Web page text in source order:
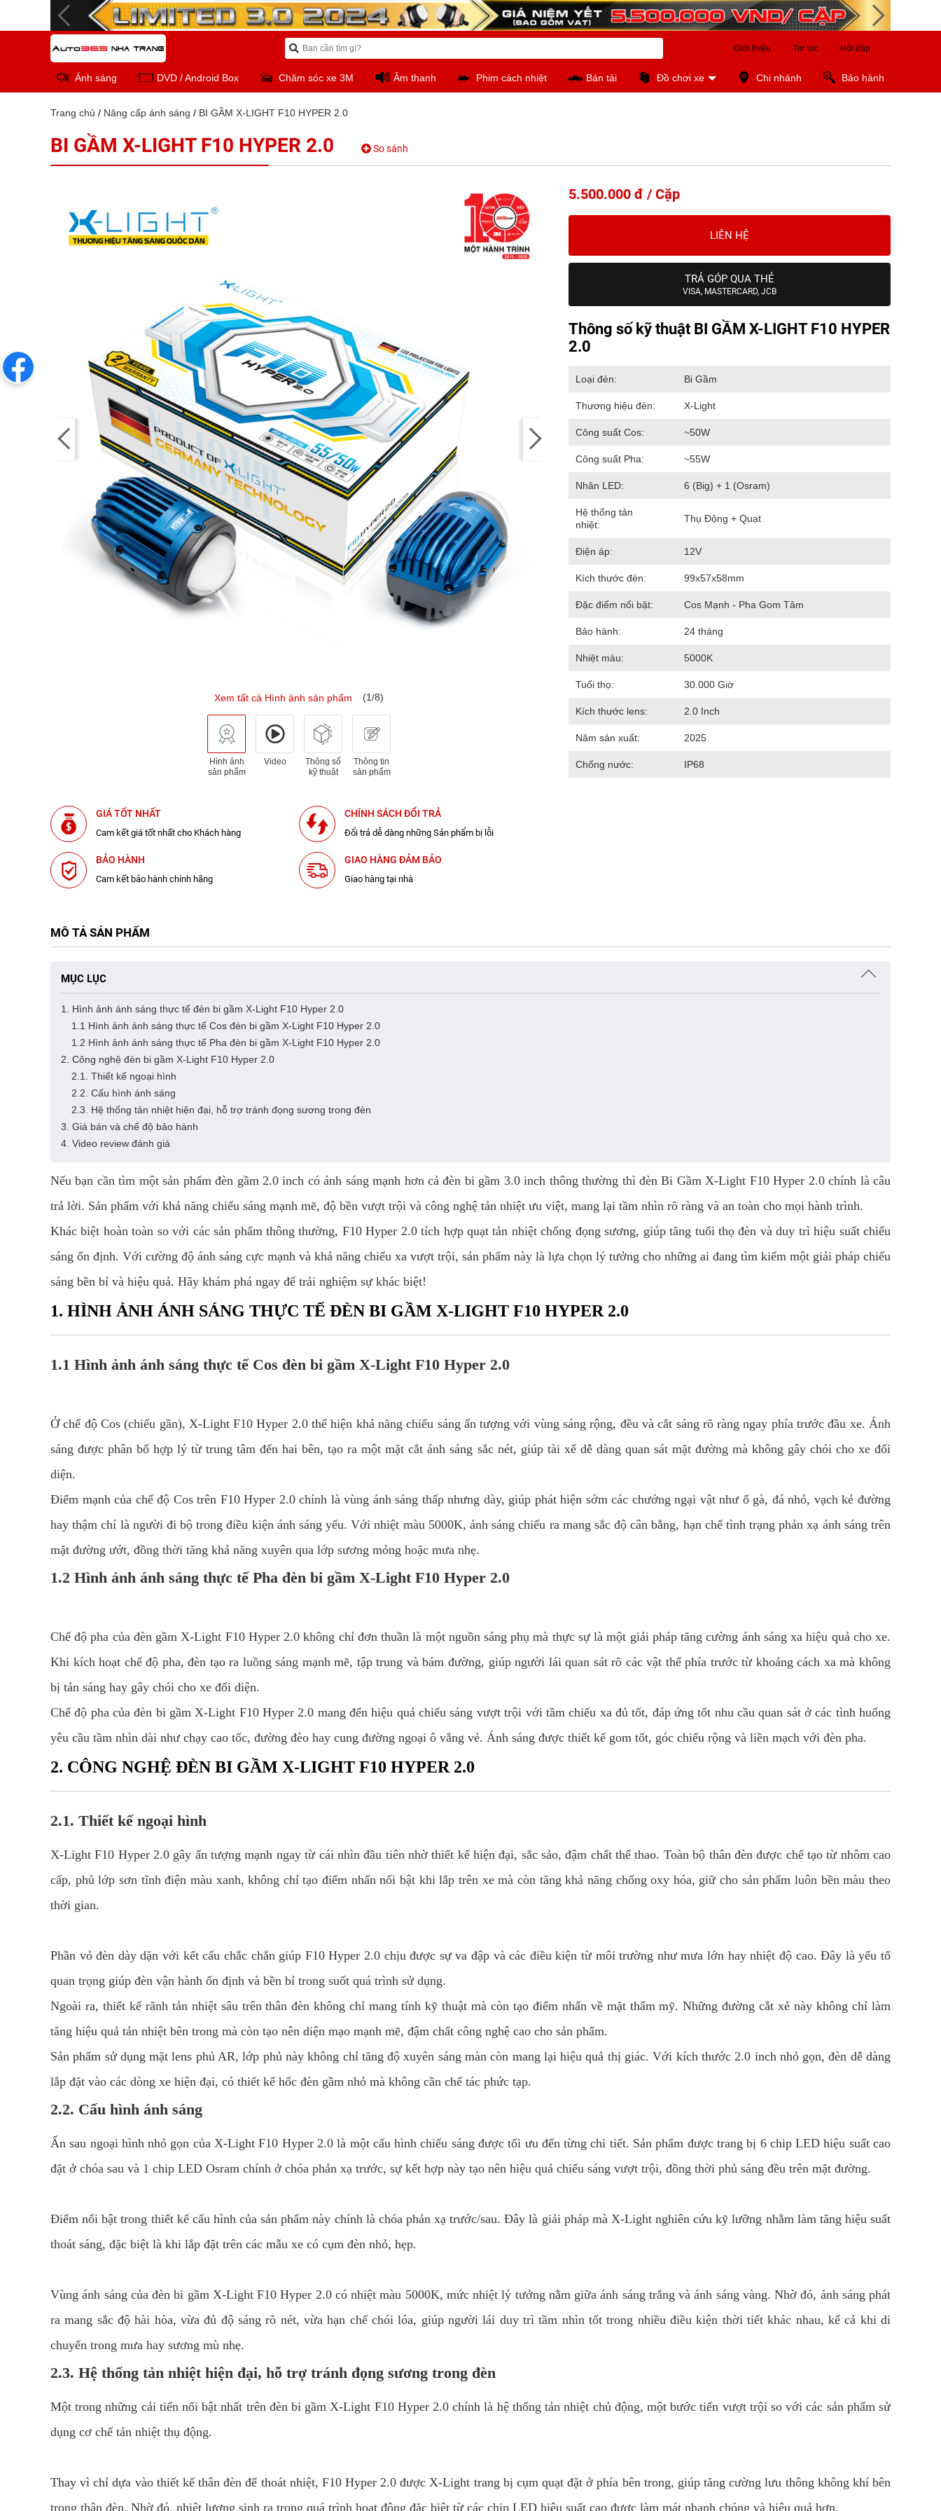
Giới thiệu Tin tức Hỏi đáp
Ánh sáng DVD / Android Box Chăm sóc xe 3M Âm thanh Phim cách nhiệt Bán tải Đồ chơi xe Chi nhánh Bảo hành
Trang chủ / Nâng cấp ánh sáng / BI GẦM X-LIGHT F10 HYPER 2.0
BI GẦM X-LIGHT F10 HYPER 2.0 So sánh
Xem tất cả Hình ảnh sản phẩm (1/8)
Hình ảnh
sản phẩm
Video
Thông số
kỹ thuật
Thông tin
sản phẩm
GIÁ TỐT NHẤT
Cam kết giá tốt nhất cho Khách hàng
CHÍNH SÁCH ĐỔI TRẢ
Đổi trả dễ dàng những Sản phẩm bị lỗi
BẢO HÀNH
Cam kết bảo hành chính hãng
GIAO HÀNG ĐẢM BẢO
Giao hàng tại nhà
5.500.000 đ / Cặp
LIÊN HỆ
TRẢ GÓP QUA THẺ
VISA, MASTERCARD, JCB
Thông số kỹ thuật BI GẦM X-LIGHT F10 HYPER
2.0
Loại đèn: Bi Gầm
Thương hiệu đèn: X-Light
Công suất Cos: ~50W
Công suất Pha: ~55W
Nhân LED: 6 (Big) + 1 (Osram)
Hệ thống tản
nhiệt:
Thụ Động + Quạt
Điện áp: 12V
Kích thước đèn: 99x57x58mm
Đặc điểm nổi bật: Cos Mạnh - Pha Gom Tâm
Bảo hành: 24 tháng
Nhiệt màu: 5000K
Tuổi thọ: 30.000 Giờ
Kích thước lens: 2.0 Inch
Năm sản xuất: 2025
Chống nước: IP68
MÔ TẢ SẢN PHẨM
MỤC LỤC
1. Hình ảnh ánh sáng thực tế đèn bi gầm X-Light F10 Hyper 2.0
1.1 Hình ảnh ánh sáng thực tế Cos đèn bi gầm X-Light F10 Hyper 2.0
1.2 Hình ảnh ánh sáng thực tế Pha đèn bi gầm X-Light F10 Hyper 2.0
2. Công nghệ đèn bi gầm X-Light F10 Hyper 2.0
2.1. Thiết kế ngoại hình
2.2. Cấu hình ánh sáng
2.3. Hệ thống tản nhiệt hiện đại, hỗ trợ tránh đọng sương trong đèn
3. Giá bán và chế độ bảo hành
4. Video review đánh giá
Nếu bạn cần tìm một sản phẩm đèn gầm 2.0 inch có ánh sáng mạnh hơn cả đèn bi gầm 3.0 inch thông thường thì đèn Bi Gầm X-Light F10 Hyper 2.0 chính là câu
trả lời. Sản phẩm với khả năng chiếu sáng mạnh mẽ, độ bền vượt trội và công nghệ tản nhiệt ưu việt, mang lại tầm nhìn rõ ràng và an toàn cho mọi hành trình.
Khác biệt hoàn toàn so với các sản phẩm thông thường, F10 Hyper 2.0 tích hợp quạt tản nhiệt chống đọng sương, giúp tăng tuổi thọ đèn và duy trì hiệu suất chiếu
sáng ổn định. Với cường độ ánh sáng cực mạnh và khả năng chiếu xa vượt trội, sản phẩm này là lựa chọn lý tưởng cho những ai đang tìm kiếm một giải pháp chiếu
sáng bền bỉ và hiệu quả. Hãy khám phá ngay để trải nghiệm sự khác biệt!
1. HÌNH ẢNH ÁNH SÁNG THỰC TẾ ĐÈN BI GẦM X-LIGHT F10 HYPER 2.0
1.1 Hình ảnh ánh sáng thực tế Cos đèn bi gầm X-Light F10 Hyper 2.0
Ở chế độ Cos (chiếu gần), X-Light F10 Hyper 2.0 thể hiện khả năng chiếu sáng ấn tượng với vùng sáng rộng, đều và cắt sáng rõ ràng ngay phía trước đầu xe. Ánh
sáng được phân bổ hợp lý từ trung tâm đến hai bên, tạo ra một mặt cắt ánh sáng sắc nét, giúp tài xế dễ dàng quan sát mặt đường mà không gây chói cho xe đối
diện.
Điểm mạnh của chế độ Cos trên F10 Hyper 2.0 chính là vùng ánh sáng thấp nhưng dày, giúp phát hiện sớm các chướng ngại vật như ổ gà, đá nhỏ, vạch kẻ đường
hay thậm chí là người đi bộ trong điều kiện ánh sáng yếu. Với nhiệt màu 5000K, ánh sáng chiếu ra mang sắc độ cân bằng, hạn chế tình trạng phản xạ ánh sáng trên
mặt đường ướt, đồng thời tăng khả năng xuyên qua lớp sương mỏng hoặc mưa nhẹ.
1.2 Hình ảnh ánh sáng thực tế Pha đèn bi gầm X-Light F10 Hyper 2.0
Chế độ pha của đèn gầm X-Light F10 Hyper 2.0 không chỉ đơn thuần là một nguồn sáng phụ mà thực sự là một giải pháp tăng cường ánh sáng xa hiệu quả cho xe.
Khi kích hoạt chế độ pha, đèn tạo ra luồng sáng mạnh mẽ, tập trung và bám đường, giúp người lái quan sát rõ các vật thể phía trước từ khoảng cách xa mà không
bị tản sáng hay gây chói cho xe đối diện.
Chế độ pha của đèn bi gầm X-Light F10 Hyper 2.0 mang đến hiệu quả chiếu sáng vượt trội với tầm chiếu xa đủ tốt, đáp ứng tốt nhu cầu quan sát ở các tình huống
yêu cầu tầm nhìn dài như chạy cao tốc, đường đèo hay cung đường ngoại ô vắng vẻ. Ánh sáng được thiết kế gom tốt, góc chiếu rộng và liền mạch với đèn pha.
2. CÔNG NGHỆ ĐÈN BI GẦM X-LIGHT F10 HYPER 2.0
2.1. Thiết kế ngoại hình
X-Light F10 Hyper 2.0 gây ấn tượng mạnh ngay từ cái nhìn đầu tiên nhờ thiết kế hiện đại, sắc sảo, đậm chất thể thao. Toàn bộ thân đèn được chế tạo từ nhôm cao
cấp, phủ lớp sơn tĩnh điện màu xanh, không chỉ tạo điểm nhấn nổi bật khi lắp trên xe mà còn tăng khả năng chống oxy hóa, giữ cho sản phẩm luôn bền màu theo
thời gian.
Phần vỏ đèn dày dặn với kết cấu chắc chắn giúp F10 Hyper 2.0 chịu được sự va đập và các điều kiện từ môi trường như mưa lớn hay nhiệt độ cao. Đây là yếu tố
quan trọng giúp đèn vận hành ổn định và bền bỉ trong suốt quá trình sử dụng.
Ngoài ra, thiết kế rãnh tản nhiệt sâu trên thân đèn không chỉ mang tính kỹ thuật mà còn tạo điểm nhấn về mặt thẩm mỹ. Những đường cắt xẻ này không chỉ làm
tăng hiệu quả tản nhiệt bên trong mà còn tạo nên diện mạo mạnh mẽ, đậm chất công nghệ cao cho sản phẩm.
Sản phẩm sử dụng mặt lens phủ AR, lớp phủ này không chỉ tăng độ xuyên sáng màn còn mang lại hiệu quả thị giác. Với kích thước 2.0 inch nhỏ gọn, đèn dễ dàng
lắp đặt vào các dòng xe hiện đại, có thiết kế hốc đèn gầm nhỏ mà không cần chế tác phức tạp.
2.2. Cấu hình ánh sáng
Ẩn sau ngoại hình nhỏ gọn của X-Light F10 Hyper 2.0 là một cấu hình chiếu sáng được tối ưu đến từng chi tiết. Sản phẩm được trang bị 6 chip LED hiệu suất cao
đặt ở chóa sau và 1 chip LED Osram chính ở chóa phản xạ trước, sự kết hợp này tạo nên hiệu quả chiếu sáng vượt trội, đồng thời phủ sáng đều trên mặt đường.
Điểm nổi bật trong thiết kế cấu hình của sản phẩm này chính là chóa phản xạ trước/sau. Đây là giải pháp mà X-Light nghiên cứu kỹ lưỡng nhằm làm tăng hiệu suất
thoát sáng, đặc biệt là khi lắp đặt trên các mẫu xe có cụm đèn nhỏ, hẹp.
Vùng ánh sáng của đèn bi gầm X-Light F10 Hyper 2.0 có nhiệt màu 5000K, mức nhiệt lý tưởng nằm giữa ánh sáng trắng và ánh sáng vàng. Nhờ đó, ánh sáng phát
ra mang sắc độ hài hòa, vừa đủ độ sáng rõ nét, vừa hạn chế chói lóa, giúp người lái duy trì tầm nhìn tốt trong nhiều điều kiện thời tiết khác nhau, kể cả khi di
chuyển trong mưa hay sương mù nhẹ.
2.3. Hệ thống tản nhiệt hiện đại, hỗ trợ tránh đọng sương trong đèn
Một trong những cải tiến nổi bật nhất trên đèn bi gầm X-Light F10 Hyper 2.0 chính là hệ thống tản nhiệt chủ động, một bước tiến vượt trội so với các sản phẩm sử
dụng cơ chế tản nhiệt thụ động.
Thay vì chỉ dựa vào thiết kế thân đèn để thoát nhiệt, F10 Hyper 2.0 được X-Light trang bị cụm quạt đặt ở phía bên trong, giúp tăng cường lưu thông không khí bên
trong thân đèn. Nhờ đó, nhiệt lượng sinh ra trong quá trình hoạt động đặc biệt từ các chip LED hiệu suất cao được làm mát nhanh chóng và hiệu quả hơn.